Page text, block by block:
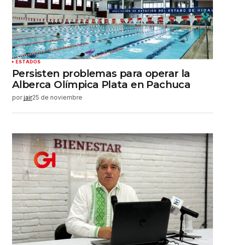
ESTADOS
Persisten problemas para operar la
Alberca Olímpica Plata en Pachuca
por jair25 de noviembre